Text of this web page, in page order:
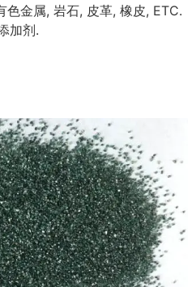
金属, 岩石, 皮革, 橡皮, ETC.
加剂.